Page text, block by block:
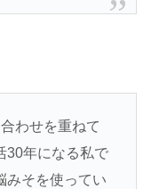
わせを重ねて
30年になる私で
みそを使ってい